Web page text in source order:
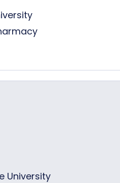
University